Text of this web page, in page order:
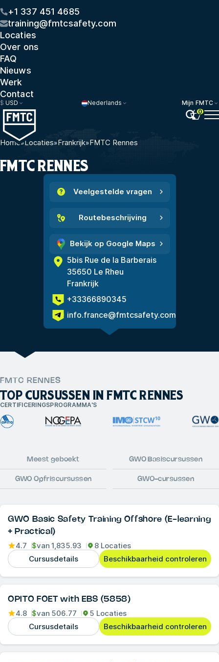
+1 337 451 4685
training@fmtcsafety.com
Locaties
Over ons
FAQ
Nieuws
Werk
Contact
$ USD Nederlands
Mijn FMTC
0
Home»Locaties»Frankrijk»FMTC Rennes
FMTC RENNES
Veelgestelde vragen
Routebeschrijving
Bekijk op Google Maps
5bis Rue de la Barberais
35650 Le Rheu
Frankrijk
+33366890345
info.france@fmtcsafety.com
FMTC RENNES
TOP CURSUSSEN IN FMTC RENNES
CERTIFICERINGSPROGRAMMA'S
Meest geboekt GWO Basiscursussen
GWO Opfriscursussen GWO-cursussen
GWO Basic Safety Training Offshore (E-learning
+ Practical)
4.7 $van 1,835.93
8 Locaties
Cursusdetails
Beschikbaarheid controleren
OPITO FOET with EBS (5858)
4.8 $van 506.77
5 Locaties
Cursusdetails
Beschikbaarheid controleren